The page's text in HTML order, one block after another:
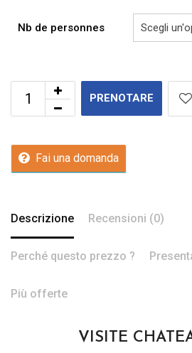
Nb de personnes
PRENOTARE
Fai una domanda
Descrizione Recensioni (0)
Perché questo prezzo ?
Più offerte
VISITE